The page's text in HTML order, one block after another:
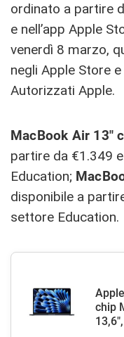
ordinato a partire
e nell’app Apple
venerdì 8 marzo,
negli Apple Store
Autorizzati Apple.
MacBook Air 13″
partire da €1.349
Education;
disponibile a
settore Education.
chip